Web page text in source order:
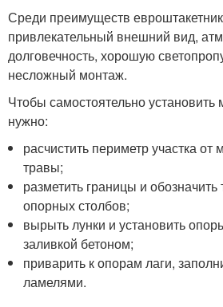
Среди преимуществ
привлекательный внешний вид,
долговечность, хорошую
несложный монтаж.
Чтобы самостоятельно установить
нужно:
расчистить периметр участка от
травы;
разметить границы и обозначить
опорных столбов;
вырыть лунки и установить
заливкой бетоном;
приварить к опорам лаги,
ламелями.